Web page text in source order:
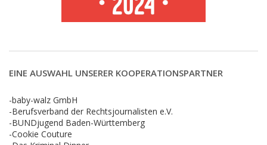
EINE AUSWAHL UNSERER KOOPERATIONSPARTNER
-baby-walz GmbH
-Berufsverband der Rechtsjournalisten e.V.
-BUNDjugend Baden-Württemberg
-Cookie Couture